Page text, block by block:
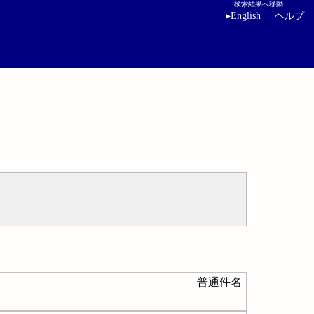
検索結果へ移動
▸English ヘルプ
普通件名